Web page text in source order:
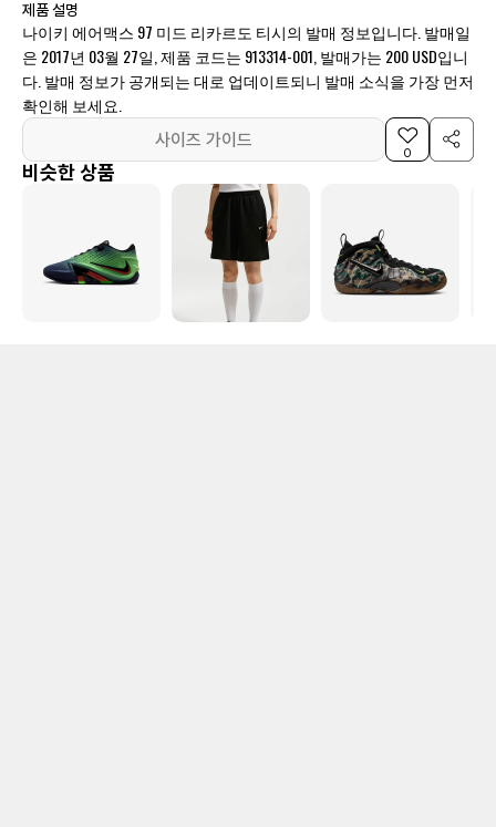
제품 설명
나이키 에어맥스 97 미드 리카르도 티시의 발매 정보입니다. 발매일
은 2017년 03월 27일, 제품 코드는 913314-001, 발매가는 200 USD입니
다. 발매 정보가 공개되는 대로 업데이트되니 발매 소식을 가장 먼저
확인해 보세요.
사이즈 가이드
0
비슷한 상품